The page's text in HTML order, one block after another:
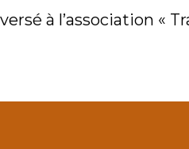
à l’association «